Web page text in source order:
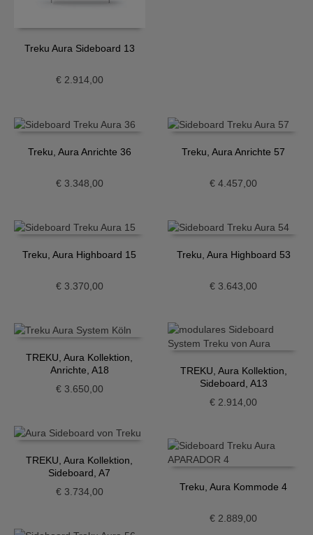
Treku Aura Sideboard 13
€2.914,00
Treku, Aura Anrichte 36
€3.348,00
Treku, Aura Anrichte 57
€ 4.457,00
Treku, Aura Highboard 15
€3.370,00
Treku, Aura Highboard 53
€ 3.643,00
TREKU, Aura Kollektion,
Anrichte, A18
€3.650,00
TREKU, Aura Kollektion,
Sideboard, A13
€ 2.914,00
TREKU, Aura Kollektion,
Sideboard, A7
€3.734,00 Treku, Aura Kommode 4
€ 2.889,00